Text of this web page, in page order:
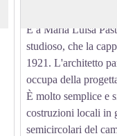
È a Maria Luisa
studioso, che la
1921. L'architetto
occupa della
È molto semplice e
costruzioni locali in
semicircolari del